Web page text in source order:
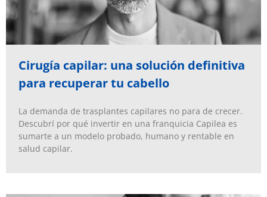
Cirugía capilar: una solución definitiva
para recuperar tu cabello
La demanda de trasplantes capilares no para de crecer.
Descubrí por qué invertir en una franquicia Capilea es
sumarte a un modelo probado, humano y rentable en
salud capilar.